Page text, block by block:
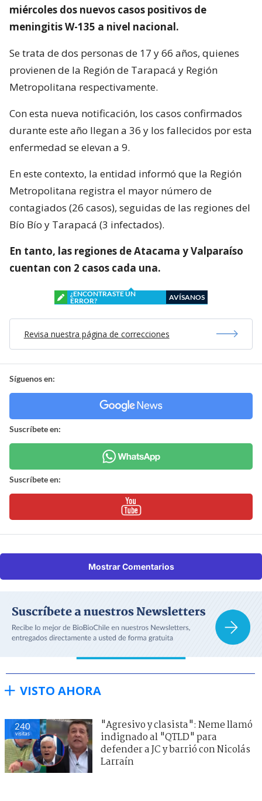
miércoles dos nuevos casos positivos de
meningitis W-135 a nivel nacional.
Se trata de dos personas de 17 y 66 años, quienes
provienen de la Región de Tarapacá y Región
Metropolitana respectivamente.
Con esta nueva notificación, los casos confirmados
durante este año llegan a 36 y los fallecidos por esta
enfermedad se elevan a 9.
En este contexto, la entidad informó que la Región
Metropolitana registra el mayor número de
contagiados (26 casos), seguidas de las regiones del
Bío Bío y Tarapacá (3 infectados).
En tanto, las regiones de Atacama y Valparaíso
cuentan con 2 casos cada una.
¿ENCONTRASTE UN
ERROR?
AVÍSANOS
Revisa nuestra página de correcciones
Síguenos en:
Suscríbete en:
Suscríbete en:
Mostrar Comentarios
VISTO AHORA
240
visitas
"Agresivo y clasista": Neme llamó
indignado al "QTLD" para
defender a JC y barrió con Nicolás
Larraín